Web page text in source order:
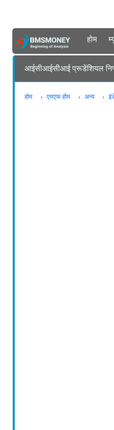
होम
आईसीआईसीआई प्रूडेंशियल
होम एमएफ होम अन्य